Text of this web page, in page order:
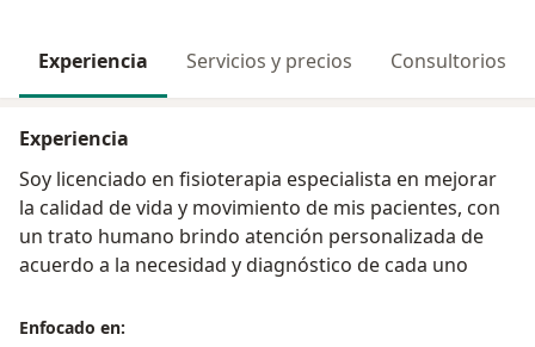
Experiencia Servicios y precios Consultorios
Experiencia
Soy licenciado en fisioterapia especialista en mejorar
la calidad de vida y movimiento de mis pacientes, con
un trato humano brindo atención personalizada de
acuerdo a la necesidad y diagnóstico de cada uno
Enfocado en: